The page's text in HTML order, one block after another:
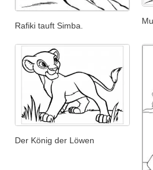
Rafiki tauft Simba.
Der König der Löwen